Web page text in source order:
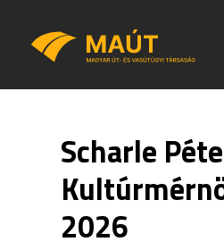
Scharle
2026